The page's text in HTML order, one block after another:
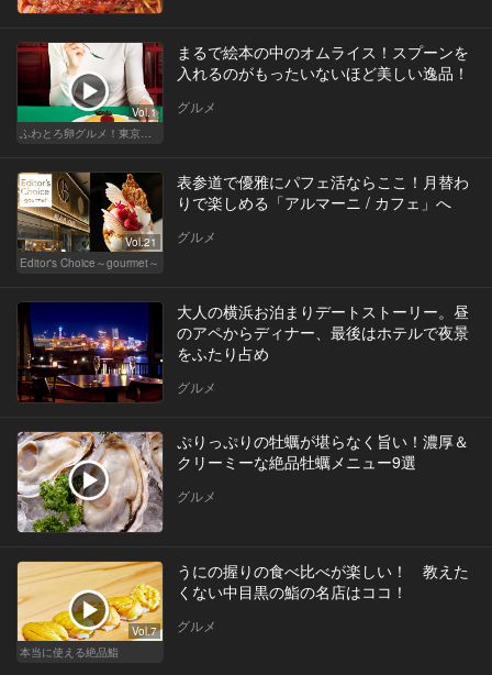
Vol.1
ふわとろ卵グルメ！東京で外せない人気店
まるで絵本の中のオムライス！スプーンを
入れるのがもったいないほど美しい逸品！
グルメ
Vol.21
Editor's Choice～gourmet～
表参道で優雅にパフェ活ならここ！月替わ
りで楽しめる「アルマーニ / カフェ」へ
グルメ
大人の横浜お泊まりデートストーリー。昼
のアペからディナー、最後はホテルで夜景
をふたり占め
グルメ
ぷりっぷりの牡蠣が堪らなく旨い！濃厚＆
クリーミーな絶品牡蠣メニュー9選
グルメ
Vol.7
本当に使える絶品鮨
うにの握りの食べ比べが楽しい！ 教えた
くない中目黒の鮨の名店はココ！
グルメ